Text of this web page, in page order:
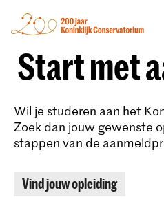
Start met
Wil je studeren aan het
Zoek dan jouw gewenste
stappen van de
Vind jouw opleiding